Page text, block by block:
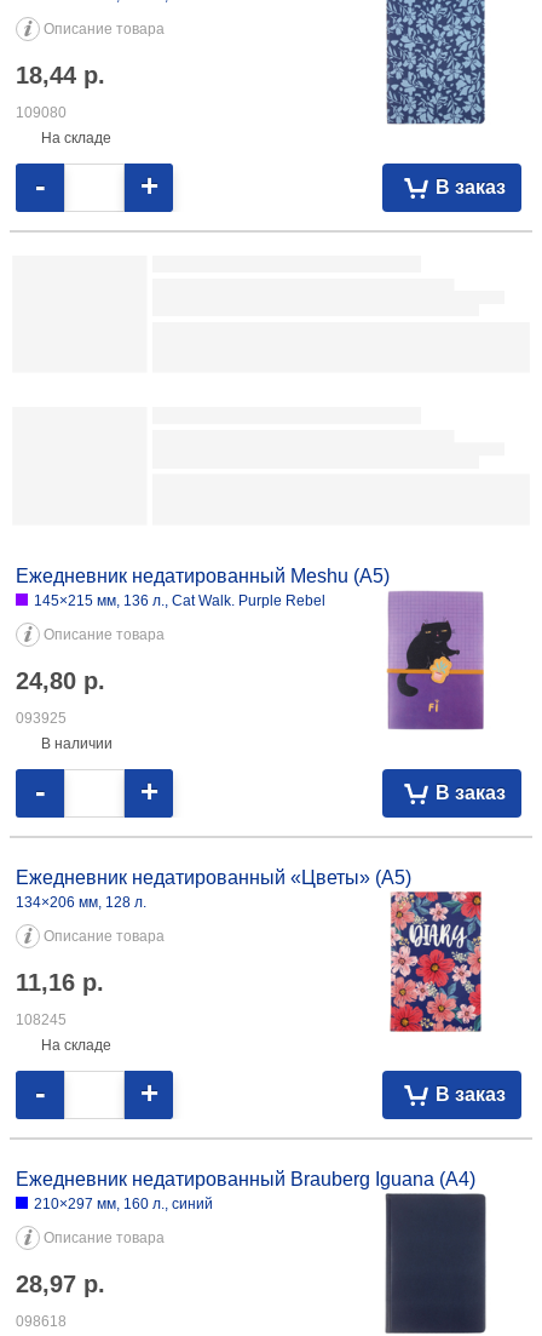
В заказ
- +
Ежедневник недатированный Qredo Flowers
145×210 мм, 136 л., синий
Описание товара
18,44р.
Ежедневник недатированный Brauberg А6 «Котики» 100×150 мм, 128
л., красный 11,10 082274
Ежедневник недатированный Meshu (А5)
145×215 мм, 136 л., Cat Walk. Purple Rebel
Описание товара
24,80р.
093925
В наличии
В заказ
- +
Ежедневник недатированный «Цветы» (А5)
134×206 мм, 128 л.
Описание товара
11,16р.
108245
На складе
- +
Ежедневник недатированный Brauberg Iguana (А4)